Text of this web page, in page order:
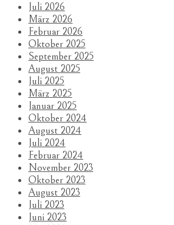
Juli 2026
März 2026
Februar 2026
Oktober 2025
September 2025
August 2025
Juli 2025
März 2025
Januar 2025
Oktober 2024
August 2024
Juli 2024
Februar 2024
November 2023
Oktober 2023
August 2023
Juli 2023
Juni 2023